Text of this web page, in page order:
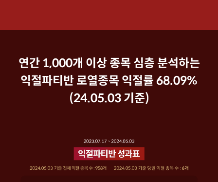
연간 1,000개 이상 종목 심층 분석하는
익절파티반 로열종목 익절률 68.09%
(24.05.03 기준)